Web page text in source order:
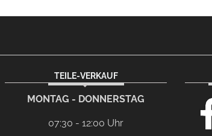
TEILE-VERKAUF
MONTAG - DONNERSTAG
07:30 - 12:00 Uhr